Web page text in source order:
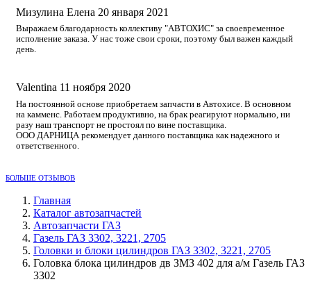
Мизулина Елена 20 января 2021
Выражаем благодарность коллективу "АВТОХИС" за своевременное
исполнение заказа. У нас тоже свои сроки, поэтому был важен каждый
день.
Valentina 11 ноября 2020
На постоянной основе приобретаем запчасти в Автохисе. В основном
на камменс. Работаем продуктивно, на брак реагируют нормально, ни
разу наш транспорт не простоял по вине поставщика.
ООО ДАРНИЦА рекомендует данного поставщика как надежного и
ответственного.
БОЛЬШЕ ОТЗЫВОВ
Главная
Каталог автозапчастей
Автозапчасти ГАЗ
Газель ГАЗ 3302, 3221, 2705
Головки и блоки цилиндров ГАЗ 3302, 3221, 2705
Головка блока цилиндров дв ЗМЗ 402 для а/м Газель ГАЗ
3302